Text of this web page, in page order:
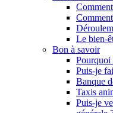
Le bien-
Bon à savoir
Pourquoi
Puis-je
Banque
Taxis
Puis-je